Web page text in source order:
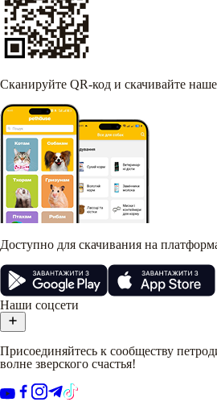
Сканируйте QR-код и скачивайте
Доступно для скачивания на
Наши соцсети
Присоединяйтесь к сообществу
волне зверского счастья!